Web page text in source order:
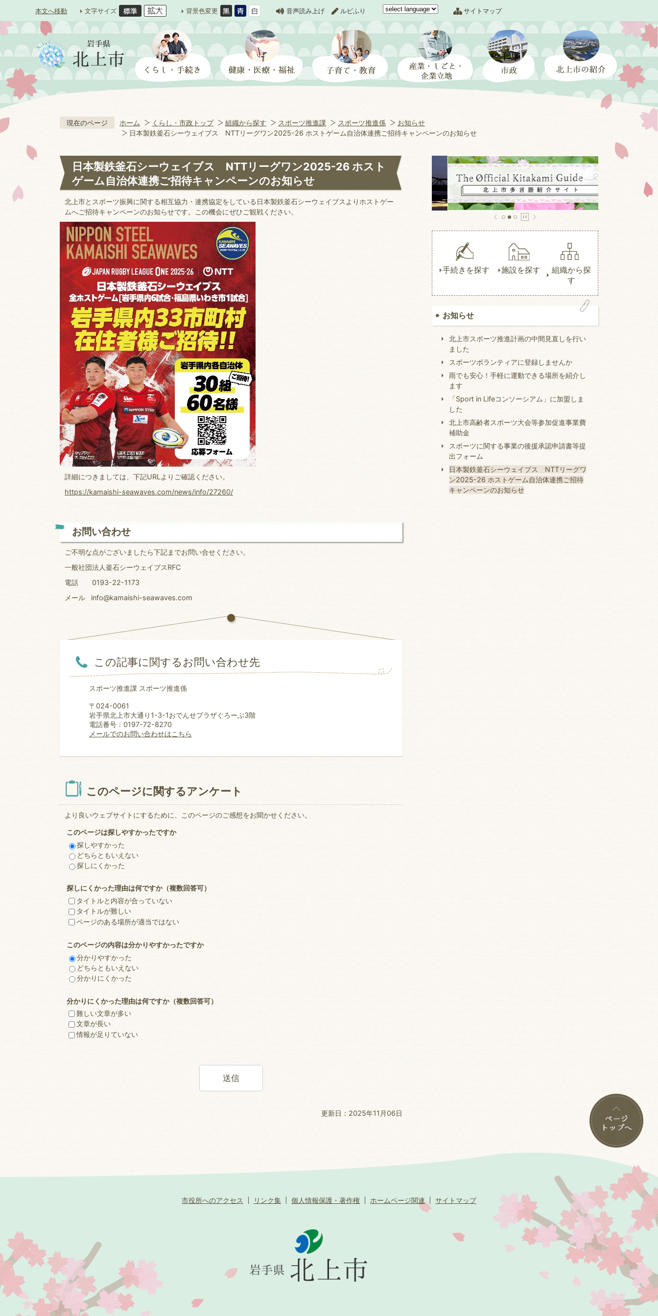
本文へ移動 文字サイズ 背景色変更 音声読み上げ ルビふり サイトマップ
現在のページ ホーム くらし・市政トップ 組織から探す スポーツ推進課 スポーツ推進係
お知らせ
日本製鉄釜石シーウェイブス NTTリーグワン2025-26 ホストゲーム自治体連携ご招待キャンペーンのお知らせ
日本製鉄釜石シーウェイブス NTTリーグワン2025-26 ホスト
ゲーム自治体連携ご招待キャンペーンのお知らせ
北上市とスポーツ振興に関する相互協力・連携協定をしている日本製鉄釜石シーウェイブスよりホストゲー
ムへご招待キャンペーンのお知らせです。この機会にぜひご観戦ください。
詳細につきましては、下記URLよりご確認ください。
https://kamaishi-seawaves.com/news/info/27260/
お問い合わせ
ご不明な点がございましたら下記までお問い合せください。
一般社団法人釜石シーウェイブスRFC
電話 0193-22-1173
メール info@kamaishi-seawaves.com
この記事に関するお問い合わせ先
スポーツ推進課 スポーツ推進係
〒024-0061
岩手県北上市大通り1-3-1おでんせプラザぐろーぶ3階
電話番号：0197-72-8270
メールでのお問い合わせはこちら
このページに関するアンケート
より良いウェブサイトにするために、このページのご感想をお聞かせください。
このページは探しやすかったですか
探しやすかった
どちらともいえない
探しにくかった
探しにくかった理由は何ですか（複数回答可）
タイトルと内容が合っていない
タイトルが難しい
ページのある場所が適当ではない
このページの内容は分かりやすかったですか
分かりやすかった
どちらともいえない
分かりにくかった
分かりにくかった理由は何ですか（複数回答可）
難しい文章が多い
文章が長い
情報が足りていない
更新日：2025年11月06日
手続きを探す 施設を探す
組織から探
す
お知らせ
北上市スポーツ推進計画の中間見直しを行い
ました
スポーツボランティアに登録しませんか
雨でも安心！手軽に運動できる場所を紹介し
ます
「Sport in Lifeコンソーシアム」に加盟しま
した
北上市高齢者スポーツ大会等参加促進事業費
補助金
スポーツに関する事業の後援承認申請書等提
出フォーム
日本製鉄釜石シーウェイブス NTTリーグワ
ン2025-26 ホストゲーム自治体連携ご招待
キャンペーンのお知らせ
市役所へのアクセス リンク集 個人情報保護・著作権 ホームページ関連 サイトマップ